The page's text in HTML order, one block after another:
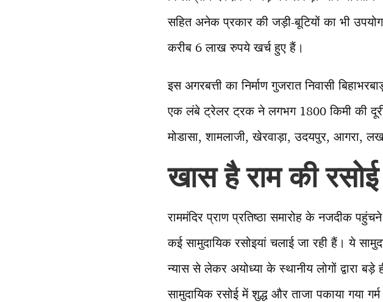
सहित अनेक प्रकार की जड़ी-बूटियों का भी
करीब 6 लाख रुपये खर्च हुए हैं।
इस अगरबत्ती का निर्माण गुजरात निवासी
एक लंबे ट्रेलर ट्रक ने लगभग 1800 किमी की दूरी
मोडासा, शामलाजी, खेरवाड़ा, उदयपुर, आगरा,
खास है राम की
राममंदिर प्राण प्रतिष्ठा समारोह के नजदीक
कई सामुदायिक रसोइयां चलाई जा रही हैं। ये
न्यास से लेकर अयोध्या के स्थानीय लोगों द्वारा
सामुदायिक रसोई में शुद्ध और ताजा पकाया गया